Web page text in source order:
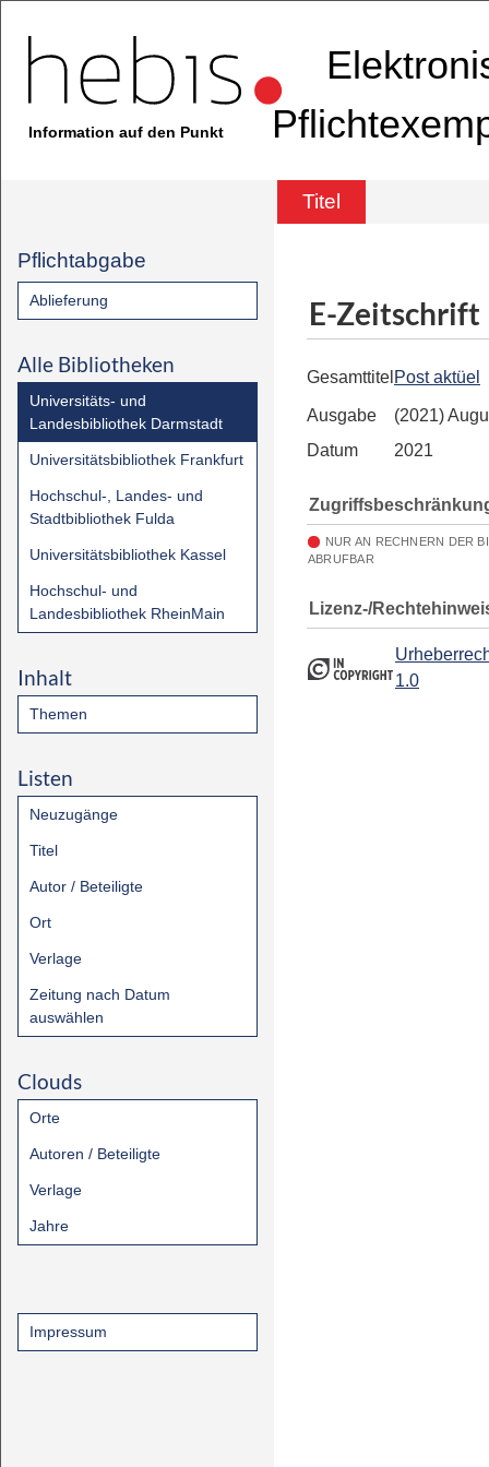
Information auf den Punkt
Titel
Pflichtabgabe
Ablieferung
Alle Bibliotheken
Universitäts- und
Landesbibliothek Darmstadt
Universitätsbibliothek Frankfurt
Hochschul-, Landes- und
Stadtbibliothek Fulda
Universitätsbibliothek Kassel
Hochschul- und
Landesbibliothek RheinMain
Inhalt
Themen
Listen
Neuzugänge
Titel
Autor / Beteiligte
Ort
Verlage
Zeitung nach Datum
auswählen
Clouds
Orte
Autoren / Beteiligte
Verlage
Jahre
Impressum
E-Zeitschrift
Gesamttitel Post aktüel
Ausgabe
(2021)
Datum
2021
NUR AN RECHNERN DER
ABRUFBAR
Lizenz-/
1.0